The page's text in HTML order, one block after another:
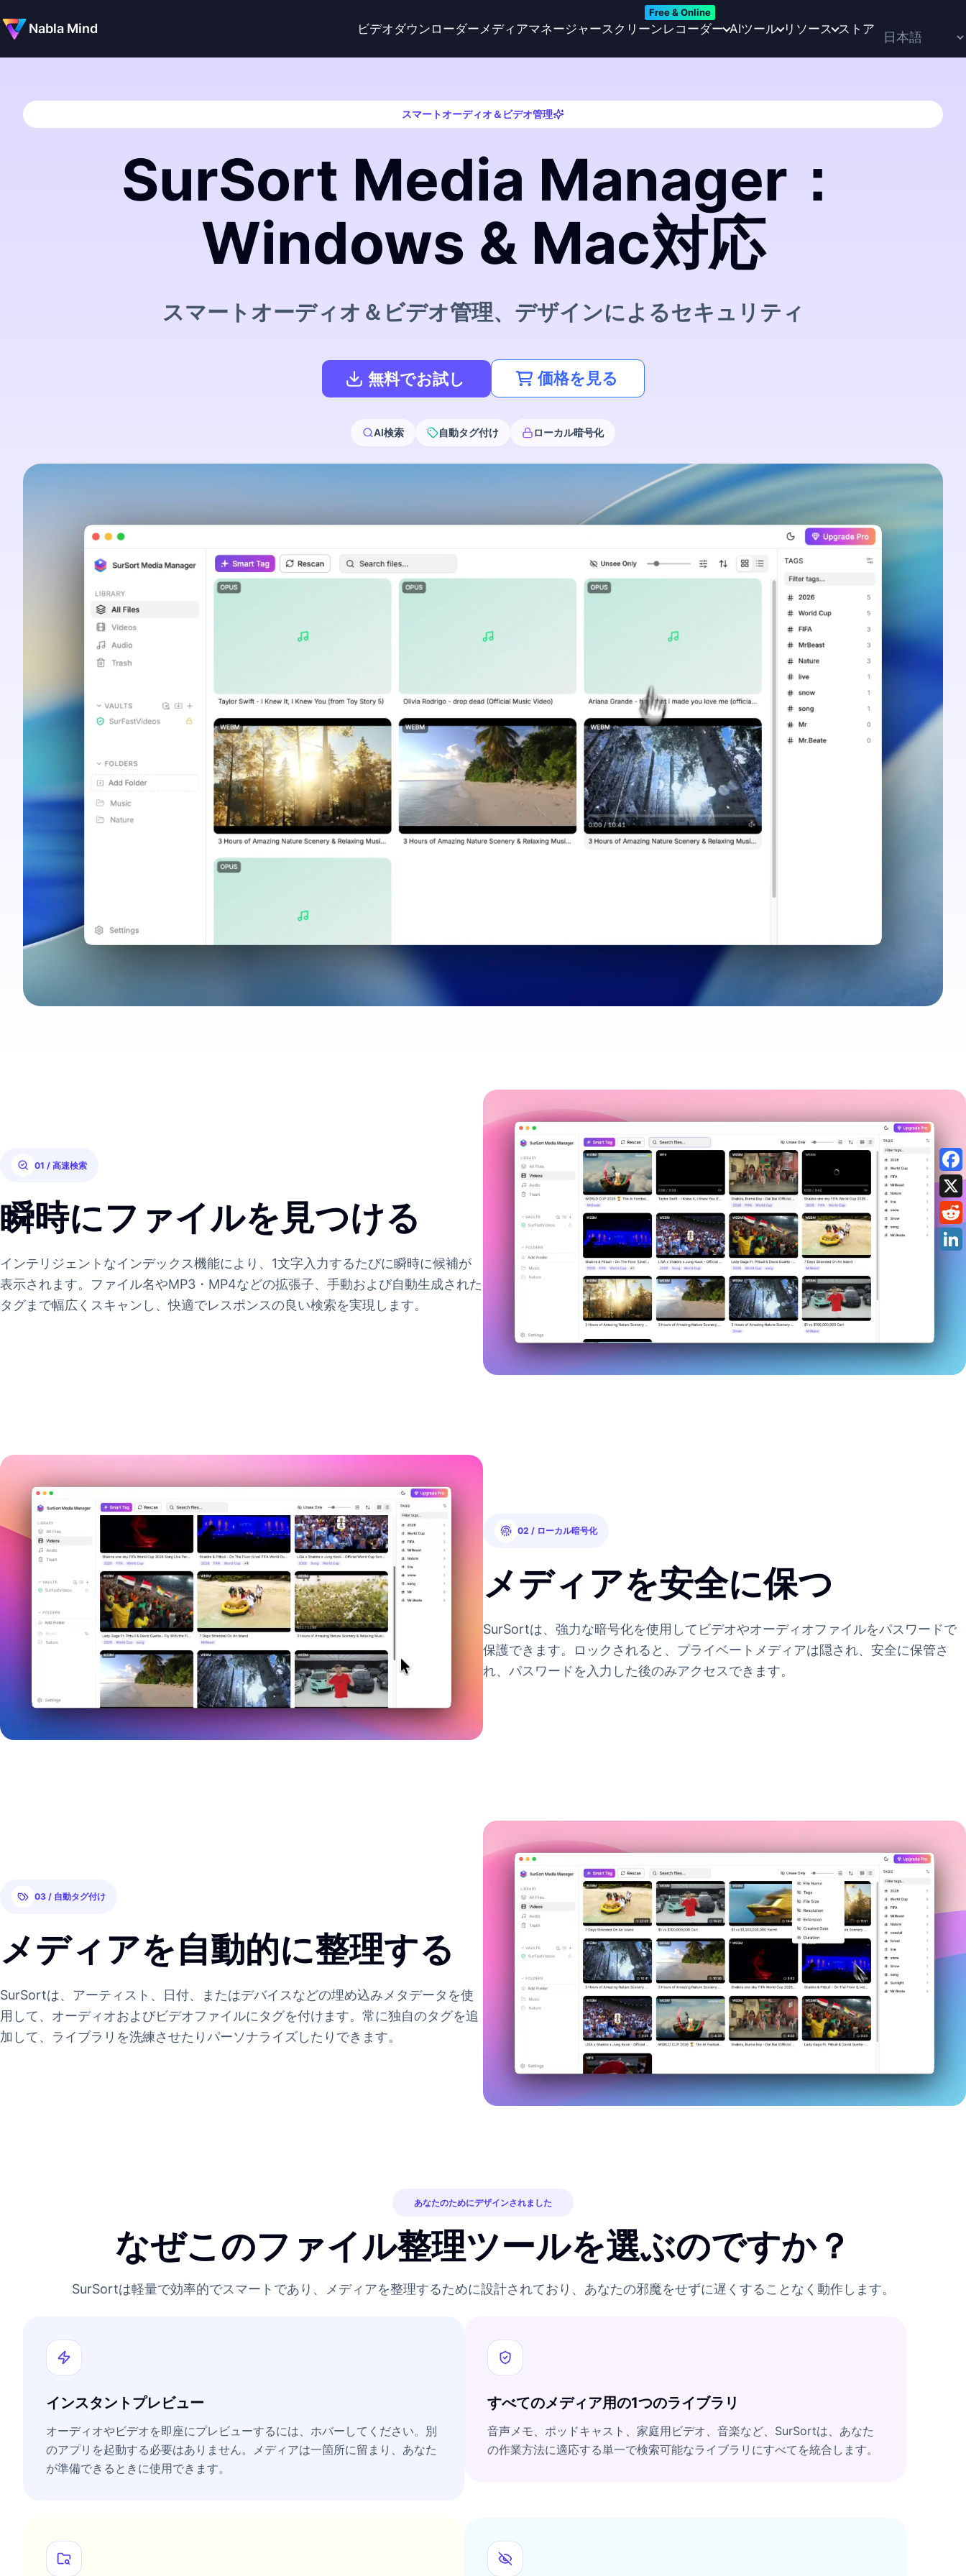
Nabla Mind ビデオダウンローダー メディアマネージャー スクリーンレコーダー
Free & Online
AIツール リソース ストア
スマートオーディオ＆ビデオ管理
SurSort Media Manager：
Windows & Mac対応
スマートオーディオ＆ビデオ管理、デザインによるセキュリティ
無料でお試し 価格を見る
AI検索 自動タグ付け ローカル暗号化
01 / 高速検索
瞬時にファイルを見つける
インテリジェントなインデックス機能により、1文字入力するたびに瞬時に候補が
表示されます。ファイル名やMP3・MP4などの拡張子、手動および自動生成された
タグまで幅広くスキャンし、快適でレスポンスの良い検索を実現します。
02 / ローカル暗号化
メディアを安全に保つ
SurSortは、強力な暗号化を使用してビデオやオーディオファイルをパスワードで
保護できます。ロックされると、プライベートメディアは隠され、安全に保管さ
れ、パスワードを入力した後のみアクセスできます。
03 / 自動タグ付け
メディアを自動的に整理する
SurSortは、アーティスト、日付、またはデバイスなどの埋め込みメタデータを使
用して、オーディオおよびビデオファイルにタグを付けます。常に独自のタグを追
加して、ライブラリを洗練させたりパーソナライズしたりできます。
あなたのためにデザインされました
なぜこのファイル整理ツールを選ぶのですか？
SurSortは軽量で効率的でスマートであり、メディアを整理するために設計されており、あなたの邪魔をせずに遅くすることなく動作します。
インスタントプレビュー
オーディオやビデオを即座にプレビューするには、ホバーしてください。別
のアプリを起動する必要はありません。メディアは一箇所に留まり、あなた
が準備できるときに使用できます。
すべてのメディア用の1つのライブラリ
音声メモ、ポッドキャスト、家庭用ビデオ、音楽など、SurSortは、あなた
の作業方法に適応する単一で検索可能なライブラリにすべてを統合します。